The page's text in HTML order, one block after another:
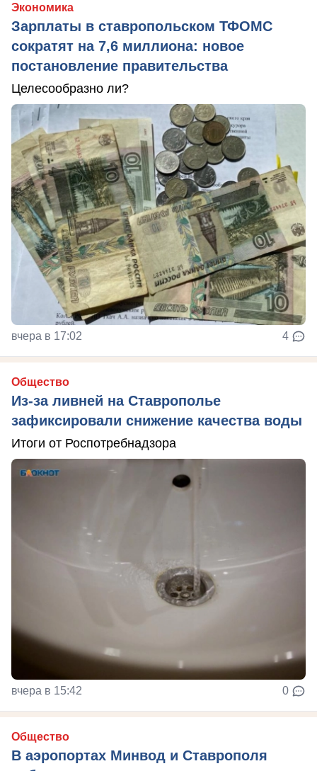
Экономика
Зарплаты в ставропольском ТФОМС
сократят на 7,6 миллиона: новое
постановление правительства
Целесообразно ли?
вчера в 17:02 4
Общество
Из-за ливней на Ставрополье
зафиксировали снижение качества воды
Итоги от Роспотребнадзора
вчера в 15:42 0
Общество
В аэропортах Минвод и Ставрополя